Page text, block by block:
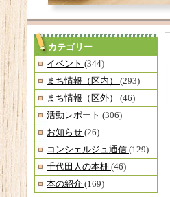
カテゴリー
イベント (344)
まち情報（区内） (293)
まち情報（区外） (46)
活動レポート (306)
お知らせ (26)
コンシェルジュ通信 (129)
千代田人の本棚 (46)
本の紹介 (169)